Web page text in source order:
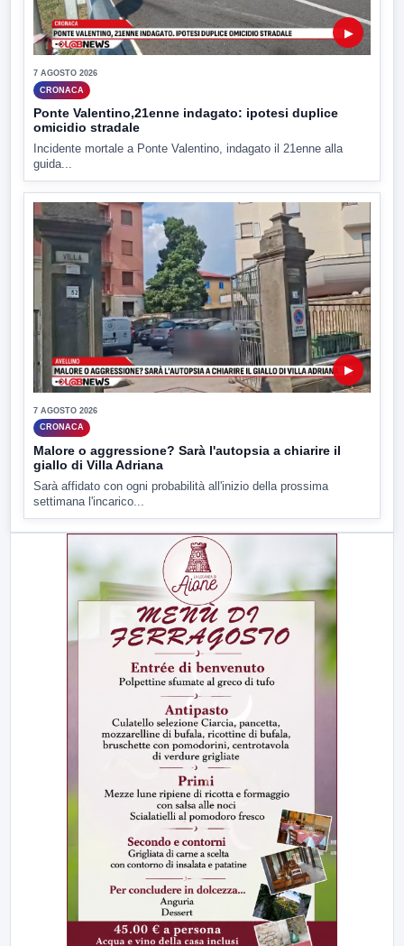
▶
7 AGOSTO 2026
CRONACA
Ponte Valentino,21enne indagato: ipotesi duplice
omicidio stradale
Incidente mortale a Ponte Valentino, indagato il 21enne alla
guida...
▶
7 AGOSTO 2026
CRONACA
Malore o aggressione? Sarà l'autopsia a chiarire il
giallo di Villa Adriana
Sarà affidato con ogni probabilità all'inizio della prossima
settimana l'incarico...